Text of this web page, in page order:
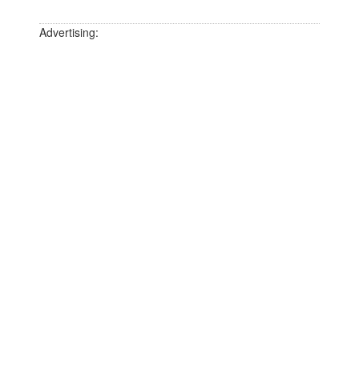
Advertising: